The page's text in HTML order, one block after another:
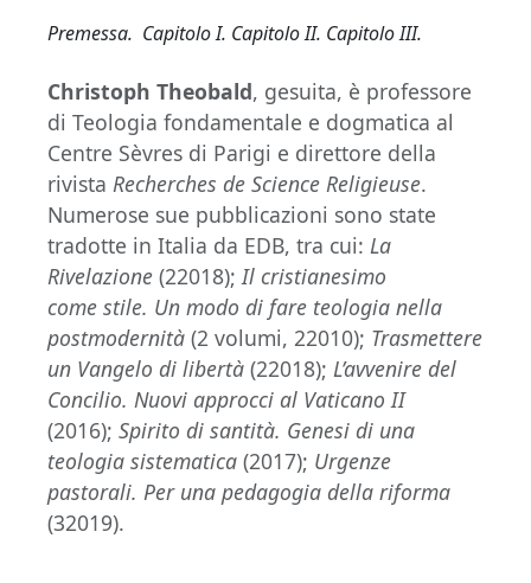
Premessa. Capitolo I. Capitolo II. Capitolo III.
Christoph Theobald, gesuita, è professore
di Teologia fondamentale e dogmatica al
Centre Sèvres di Parigi e direttore della
rivista Recherches de Science Religieuse.
Numerose sue pubblicazioni sono state
tradotte in Italia da EDB, tra cui: La
Rivelazione (22018); Il cristianesimo
come stile. Un modo di fare teologia nella
postmodernità (2 volumi, 22010); Trasmettere
un Vangelo di libertà (22018); L’avvenire del
Concilio. Nuovi approcci al Vaticano II
(2016); Spirito di santità. Genesi di una
teologia sistematica (2017); Urgenze
pastorali. Per una pedagogia della riforma
(32019).